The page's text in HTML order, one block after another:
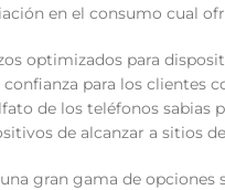
en el consumo cual
optimizados para
para los clientes
de los teléfonos sabias
de alcanzar a sitios
gran gama de